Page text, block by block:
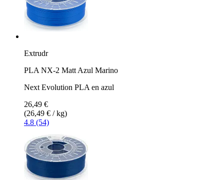
Extrudr
PLA NX-2 Matt Azul Marino
Next Evolution PLA en azul
26,49 €
(26,49 € / kg)
4.8 (54)